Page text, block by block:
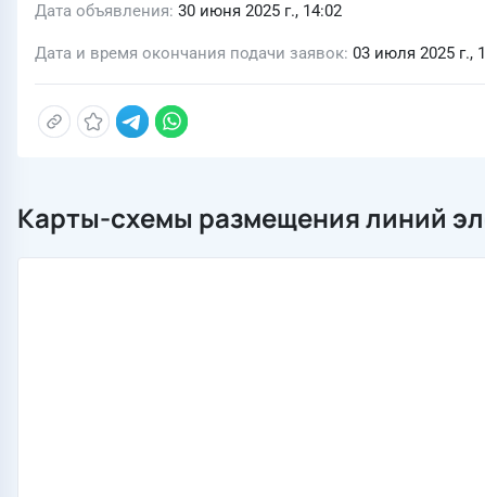
Дата объявления 30 июня 2025 г., 14:02
Дата и время окончания подачи заявок 03 июля 2025 г.,
Карты-схемы размещения линий